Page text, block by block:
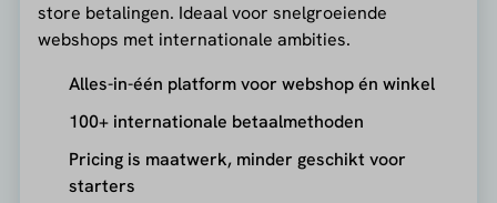
store betalingen. Ideaal voor snelgroeiende
webshops met internationale ambities.
Alles-in-één platform voor webshop én winkel
100+ internationale betaalmethoden
Pricing is maatwerk, minder geschikt voor
starters